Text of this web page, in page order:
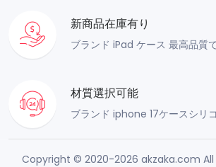
新商品在庫有り
ブランド iPad ケース 最高品質
材質選択可能
ブランド iphone 17ケースシリ
Copyright © 2020-2026 akzaka.com All